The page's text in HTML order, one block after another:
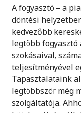
A fogyasztó – a
döntési
kedvezőbb
legtöbb
szokásaival,
teljesítményével
Tapasztalataink
legtöbbször még
szolgáltatója.